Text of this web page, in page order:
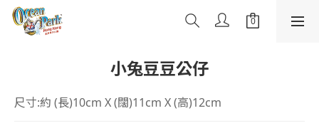
小兔豆豆公仔
尺寸:約 (長)10cm X (闊)11cm X (高)12cm